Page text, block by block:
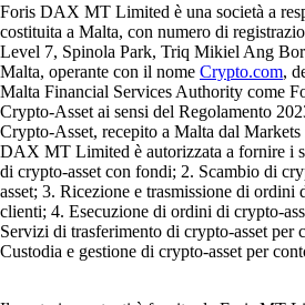
Foris DAX MT Limited è una società a
costituita a Malta, con numero di
Level 7, Spinola Park, Triq Mikiel Ang
Malta, operante con il nome Crypto.com,
Malta Financial Services Authority come
Crypto-Asset ai sensi del Regolamento
Crypto-Asset, recepito a Malta dal
DAX MT Limited è autorizzata a fornire i
di crypto-asset con fondi; 2. Scambio di
asset; 3. Ricezione e trasmissione di ordini
clienti; 4. Esecuzione di ordini di crypto-
Servizi di trasferimento di crypto-asset per
Custodia e gestione di crypto-asset per